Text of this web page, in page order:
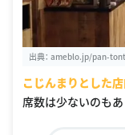
出典： ameblo.jp/pan-
こじんまりとした
席数は少ないのも